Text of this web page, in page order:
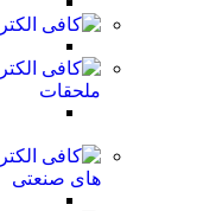
ملحقات
های صنعتی